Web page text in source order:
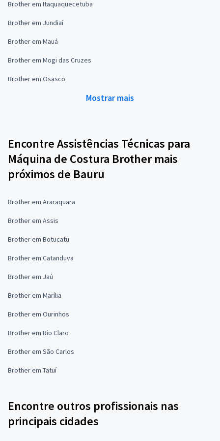
Brother em Itaquaquecetuba
Brother em Jundiaí
Brother em Mauá
Brother em Mogi das Cruzes
Brother em Osasco
Mostrar mais
Encontre Assistências Técnicas para
Máquina de Costura Brother mais
próximos de Bauru
Brother em Araraquara
Brother em Assis
Brother em Botucatu
Brother em Catanduva
Brother em Jaú
Brother em Marília
Brother em Ourinhos
Brother em Rio Claro
Brother em São Carlos
Brother em Tatuí
Encontre outros profissionais nas
principais cidades